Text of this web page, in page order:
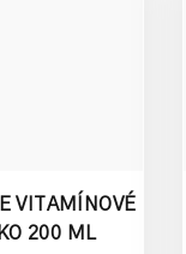
VITAMÍNOVÉ
200 ML